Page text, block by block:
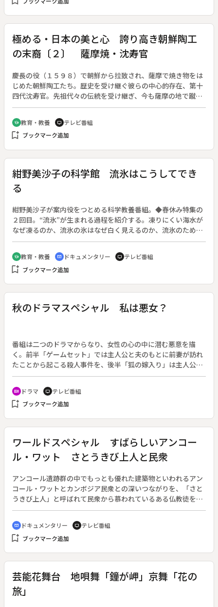
に家々が軒を連ね、度々大水害にも見舞われてきた。士族の村
い、明治時代には６００戸余りが北海道に移住して新十津川村
を建設するなど、新天地を求める気概が高かった。そして国が
募った満州移民に村を挙げて参加。１０代の青少年や若い女性
も多く含まれていた。
極める・日本の美と心 誇り高き朝鮮陶工
の末裔〔２〕 薩摩焼・沈寿官
慶長の役（１５９８）で朝鮮から拉致され、薩摩で焼き物をは
じめた朝鮮陶工たち。歴史を受け継ぐ彼らの中心的存在、第十
四代沈寿官。先祖代々の伝統を受け継ぎ、今も薩摩の地で蹴ろ
くろを回して登り窯で優品を作り続ける。寿官陶苑には、歴史
の苦闘と栄光を物語る名品が並ぶ。朝鮮民族の血脈の誇りと、
文化性ゆたかな祖国への畏敬の念、先代十三代の父の背中を見
て育った感謝の念を、万感の思いを込めて語る沈寿官さん。そ
（大阪万博出品作）、鳳凰文細頸花瓶（韓国大田万博出品作）
school 教育・教養 tv テレビ番組
bookmark_add ブックマーク追加
紺野美沙子の科学館 流氷はこうしてでき
る
紺野美沙子が案内役をつとめる科学教養番組。◆春休み特集の
２回目。“流氷”が生まれる過程を紹介する。凍りにくい海水が
なぜ凍るのか、流氷の氷はなぜ白く見えるのか、流氷のために
町が明るくなるのは本当かなどの謎に迫る。
school 教育・教養 cinematic_blur ドキュメンタリー tv テレビ番組
bookmark_add ブックマーク追加
秋のドラマスペシャル 私は悪女？
番組は二つのドラマからなり、女性の心の中に潜む悪意を描
く。前半「ゲームセット」では主人公と夫のもとに前妻が訪れ
たことから起こる殺人事件を、後半「狐の嫁入り」は主人公の
継娘が成長し、初老の男性の愛人となったことから悲劇がはじ
まる。◆（前半）「万引きをした女が来てほしいと言ってい
る」と警察に呼びだされた順子。その女は夫の前妻で娘・津奈
子の産みの母・利加だった。利加は順子に会うためにわざと万
自転車泥棒の現場にでくわした。女を呼び止めて自分の住所と
電話番号を伝え、困ったときには来るように告げた。それから
彼の元に通うようになった女は、成人した津奈子だった。
recent_actors ドラマ tv テレビ番組
bookmark_add ブックマーク追加
ワールドスペシャル すばらしいアンコー
ル・ワット さとうきび上人と民衆
アンコール遺跡群の中でもっとも優れた建築物といわれるアン
コール・ワットとカンボジア民衆との深いつながりを、「さと
うきび上人」と呼ばれて民衆から慕われているある仏教徒を通
して探る。
cinematic_blur ドキュメンタリー tv テレビ番組
bookmark_add ブックマーク追加
芸能花舞台 地唄舞「鐘が岬」京舞「花の
旅」